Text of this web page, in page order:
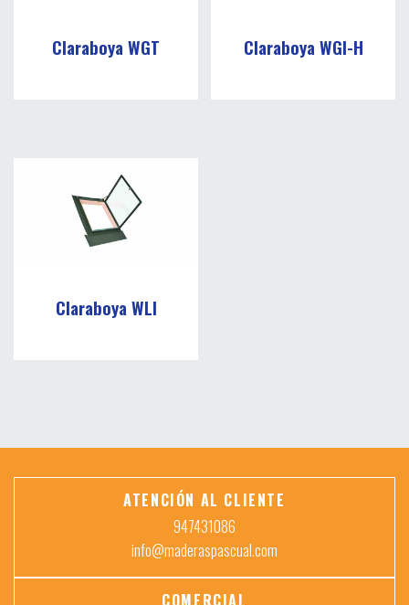
Claraboya WGT Claraboya WGI-H
Claraboya WLI
ATENCIÓN AL CLIENTE
947431086
info@maderaspascual.com
COMERCIAL